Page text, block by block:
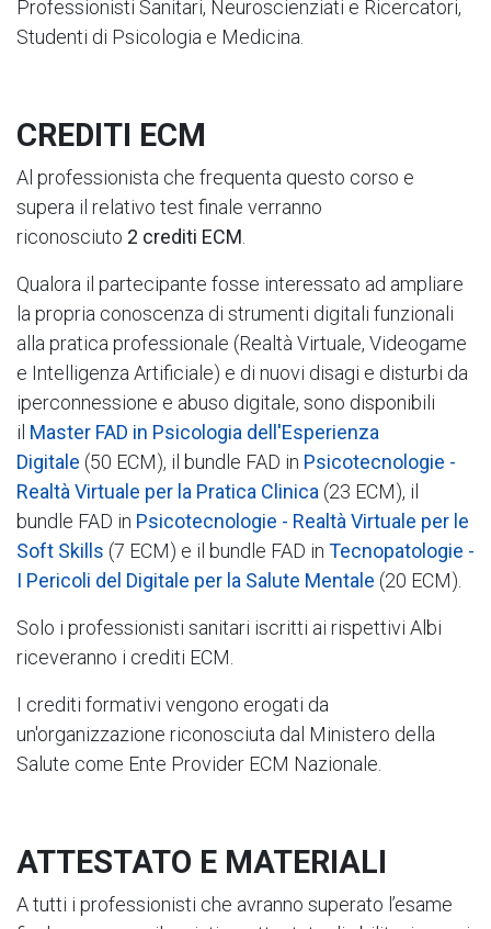
Professionisti Sanitari, Neuroscienziati e Ricercatori,
Studenti di Psicologia e Medicina.
CREDITI ECM
Al professionista che frequenta questo corso e
supera il relativo test finale verranno
riconosciuto 2 crediti ECM
Qualora il partecipante fosse interessato ad ampliare
la propria conoscenza di strumenti digitali funzionali
alla pratica professionale (Realtà Virtuale, Videogame
e Intelligenza Artificiale) e di nuovi disagi e disturbi da
iperconnessione e abuso digitale, sono disponibili
il Master FAD in Psicologia dell'Esperienza
Digitale (50 ECM), il bundle FAD in Psicotecnologie -
Realtà Virtuale per la Pratica Clinica (23 ECM), il
bundle FAD in Psicotecnologie - Realtà Virtuale per le
Soft Skills (7 ECM) e il bundle FAD in Tecnopatologie -
I Pericoli del Digitale per la Salute Mentale (20 ECM).
Solo i professionisti sanitari iscritti ai rispettivi Albi
riceveranno i crediti ECM.
I crediti formativi vengono erogati da
un'organizzazione riconosciuta dal Ministero della
Salute come Ente Provider ECM Nazionale.
ATTESTATO E MATERIALI
A tutti i professionisti che avranno superato l’esame